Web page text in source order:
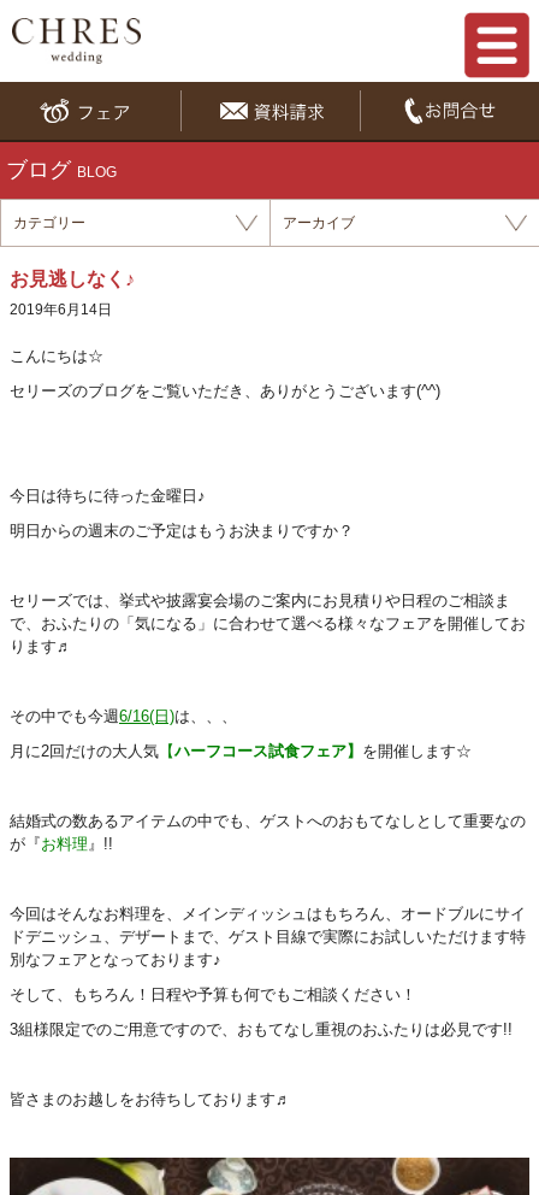
ブログ BLOG
カテゴリー アーカイブ
お見逃しなく♪
2019年6月14日
こんにちは☆
セリーズのブログをご覧いただき、ありがとうございます(^^)
今日は待ちに待った金曜日♪
明日からの週末のご予定はもうお決まりですか？
セリーズでは、挙式や披露宴会場のご案内にお見積りや日程のご相談ま
で、おふたりの「気になる」に合わせて選べる様々なフェアを開催してお
ります♬
その中でも今週6/16(日)は、、、
月に2回だけの大人気 【ハーフコース試食フェア】 を開催します☆
結婚式の数あるアイテムの中でも、ゲストへのおもてなしとして重要なの
が『お料理』!!
今回はそんなお料理を、メインディッシュはもちろん、オードブルにサイ
ドデニッシュ、デザートまで、ゲスト目線で実際にお試しいただけます特
別なフェアとなっております♪
そして、もちろん！日程や予算も何でもご相談ください！
3組様限定でのご用意ですので、おもてなし重視のおふたりは必見です!!
皆さまのお越しをお待ちしております♬